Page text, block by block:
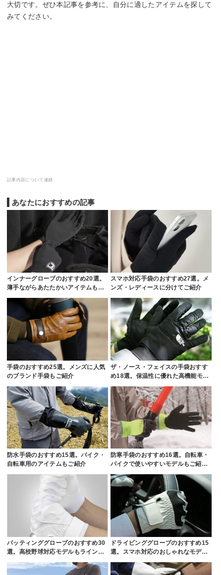
大切です。ぜひ本記事を参考に、自分に適したアイテムを探して
みてください。
記事内容について連絡
あなたにおすすめの記事
インナーグローブのおすすめ20選。
薄手ながらあたたかいアイテムも…
スマホ対応手袋のおすすめ27選。メ
ンズ・レディースに分けてご紹介
手袋のおすすめ25選。メンズに人気
のブランド手袋もご紹介
ザ・ノース・フェイスの手袋おすす
め18選。保温性に優れた高機能モ…
防水手袋のおすすめ15選。バイク・
自転車用のアイテムもご紹介
防寒手袋のおすすめ16選。自転車・
バイクで使いやすいモデルもご紹…
バッティンググローブのおすすめ30
選。高校野球対応モデルもライン…
ドライビンググローブのおすすめ15
選。スマホ対応のおしゃれなモデ…